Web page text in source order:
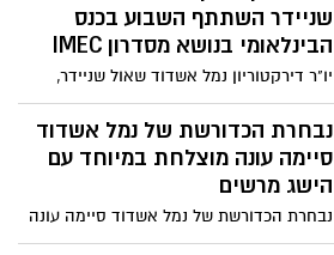
שניידר השתתף השבוע בכנס
הבינלאומי בנושא מסדרון IMEC
יו"ר דירקטוריון נמל אשדוד שאול שניידר,
השתתף בכנס הבינלאומי בנושא מסדרון
IMEC, שקיימו המרכז לדיאלוג אסטרטגי
במכללה האקדמית נתניה והמכון למדיניות
ואסטרטגיה ימית בחיפה בהובלת תא"ל (מיל)
אדנאואר והמשרד לשיתוף פעולה אזורי
נבחרת הכדורשת של נמל אשדוד
סיימה עונה מוצלחת במיוחד עם
הישג מרשים
נבחרת הכדורשת של נמל אשדוד סיימה עונה
מוצלחת במיוחד עם הישג מרשים ; המקום